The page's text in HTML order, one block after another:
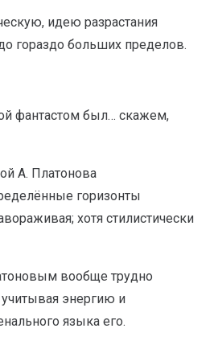
идею разрастания
гораздо больших пределов.
фантастом был… скажем,
А. Платонова
горизонты
хотя стилистически
вообще трудно
учитывая энергию и
языка его.